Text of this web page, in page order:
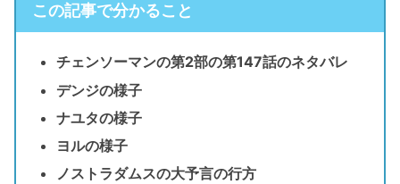
この記事で分かること
チェンソーマンの第2部の第147話のネタバレ
デンジの様子
ナユタの様子
ヨルの様子
ノストラダムスの大予言の行方